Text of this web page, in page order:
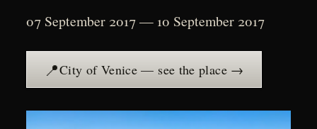
07 September 2017 — 10 September 2017
📍City of Venice — see the place →